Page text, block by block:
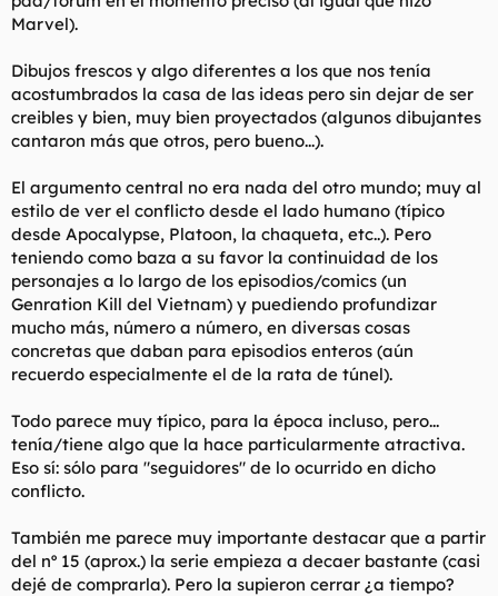
Marvel).
Dibujos frescos y algo diferentes a los que nos tenía
acostumbrados la casa de las ideas pero sin dejar de ser
creibles y bien, muy bien proyectados (algunos dibujantes
cantaron más que otros, pero bueno...).
El argumento central no era nada del otro mundo; muy al
estilo de ver el conflicto desde el lado humano (típico
desde Apocalypse, Platoon, la chaqueta, etc..). Pero
teniendo como baza a su favor la continuidad de los
personajes a lo largo de los episodios/comics (un
Genration Kill del Vietnam) y puediendo profundizar
mucho más, número a número, en diversas cosas
concretas que daban para episodios enteros (aún
recuerdo especialmente el de la rata de túnel).
Todo parece muy típico, para la época incluso, pero...
tenía/tiene algo que la hace particularmente atractiva.
Eso sí: sólo para "seguidores" de lo ocurrido en dicho
conflicto.
También me parece muy importante destacar que a partir
del nº 15 (aprox.) la serie empieza a decaer bastante (casi
dejé de comprarla). Pero la supieron cerrar ¿a tiempo?